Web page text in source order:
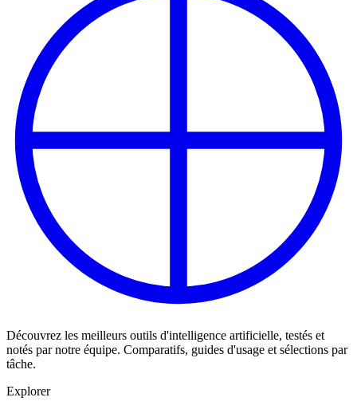
Découvrez les meilleurs outils d'intelligence artificielle, testés et
notés par notre équipe. Comparatifs, guides d'usage et sélections par
tâche.
Explorer